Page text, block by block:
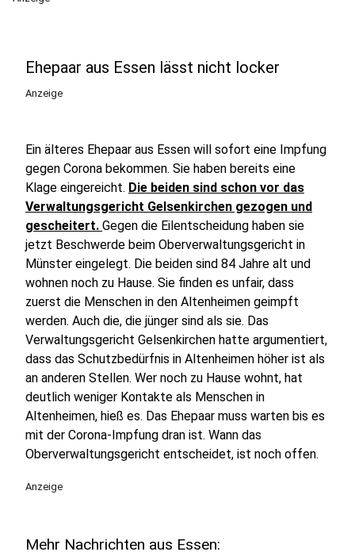
Ehepaar aus Essen lässt nicht locker
Anzeige
Ein älteres Ehepaar aus Essen will sofort eine Impfung
gegen Corona bekommen. Sie haben bereits eine
Klage eingereicht. Die beiden sind schon vor das
Verwaltungsgericht Gelsenkirchen gezogen und
gescheitert. Gegen die Eilentscheidung haben sie
jetzt Beschwerde beim Oberverwaltungsgericht in
Münster eingelegt. Die beiden sind 84 Jahre alt und
wohnen noch zu Hause. Sie finden es unfair, dass
zuerst die Menschen in den Altenheimen geimpft
werden. Auch die, die jünger sind als sie. Das
Verwaltungsgericht Gelsenkirchen hatte argumentiert,
dass das Schutzbedürfnis in Altenheimen höher ist als
an anderen Stellen. Wer noch zu Hause wohnt, hat
deutlich weniger Kontakte als Menschen in
Altenheimen, hieß es. Das Ehepaar muss warten bis es
mit der Corona-Impfung dran ist. Wann das
Oberverwaltungsgericht entscheidet, ist noch offen.
Anzeige
Mehr Nachrichten aus Essen: